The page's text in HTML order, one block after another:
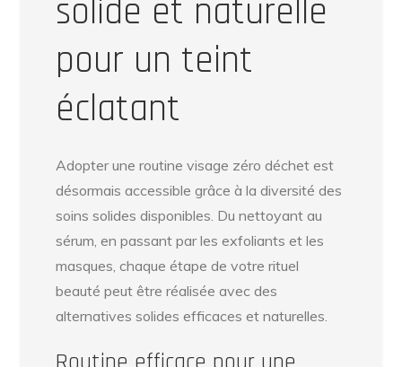
solide et naturelle
pour un teint
éclatant
Adopter une routine visage zéro déchet est
désormais accessible grâce à la diversité des
soins solides disponibles. Du nettoyant au
sérum, en passant par les exfoliants et les
masques, chaque étape de votre rituel
beauté peut être réalisée avec des
alternatives solides efficaces et naturelles.